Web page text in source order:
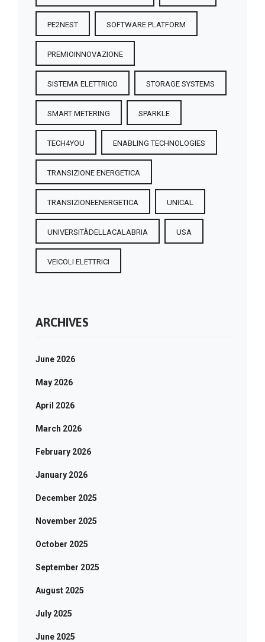
PE2NEST SOFTWARE PLATFORM
PREMIOINNOVAZIONE
SISTEMA ELETTRICO STORAGE SYSTEMS
SMART METERING SPARKLE
TECH4YOU ENABLING TECHNOLOGIES
TRANSIZIONE ENERGETICA
TRANSIZIONEENERGETICA UNICAL
UNIVERSITÀDELLACALABRIA USA
VEICOLI ELETTRICI
ARCHIVES
June 2026
May 2026
April 2026
March 2026
February 2026
January 2026
December 2025
November 2025
October 2025
September 2025
August 2025
July 2025
June 2025